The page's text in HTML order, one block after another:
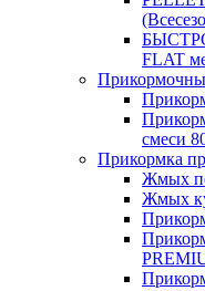
FLAT
смеси
Прикормка
Жмых
Жмых